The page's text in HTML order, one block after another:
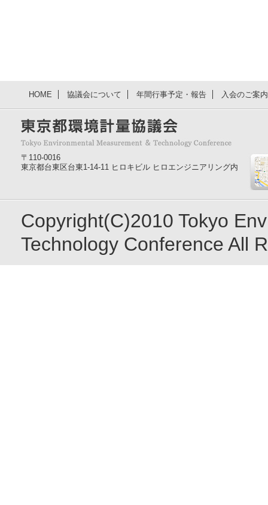
HOME 協議会について 年間行事予定・報告 入会のご案
〒110-0016
東京都台東区台東1-14-11 ヒロキビル ヒロエンジニアリング内
Copyright(C)2010 Tokyo
Technology Conference All